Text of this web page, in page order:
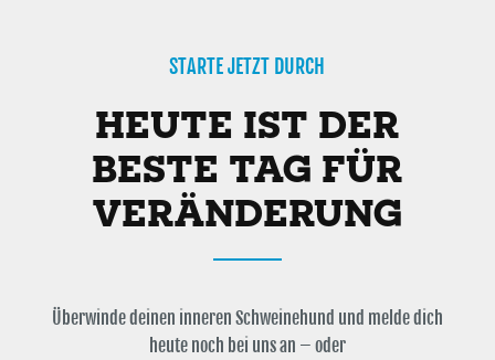
STARTE JETZT DURCH
HEUTE IST DER
BESTE TAG FÜR
VERÄNDERUNG
Überwinde deinen inneren Schweinehund und melde dich
heute noch bei uns an – oder